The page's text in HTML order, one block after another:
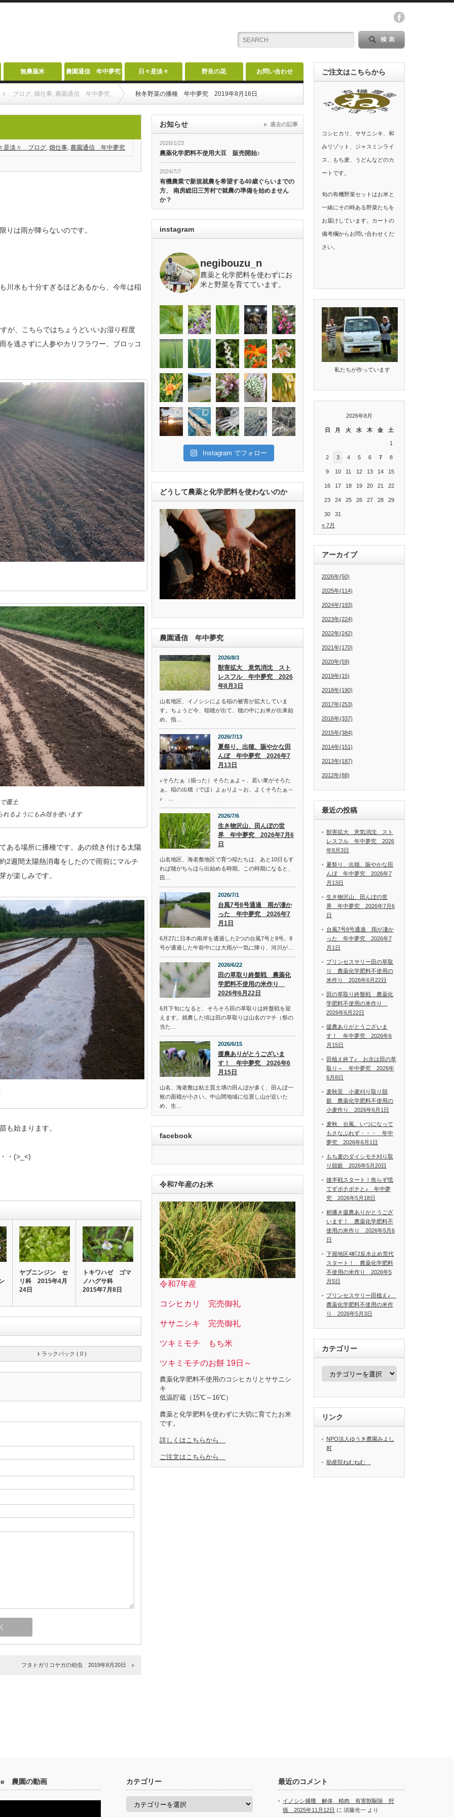
無農薬米 農園通信 年中夢究 日々是淡々 野良の花 お問い合わせ
々 ブログ, 畑仕事, 農園通信 年中夢究 秋冬野菜の播種 年中夢究 2019年8月16日
是淡々 ブログ, 畑仕事, 農園通信 年中夢究
りは雨が降らないのです。
川水も十分すぎるほどあるから、今年は稲
が、こちらではちょうどいいお湿り程度
を逃さずに人参やカリフラワー、ブロッコ
覆土
れるようにもみ殻を使います
ある場所に播種です。あの焼き付ける太陽
2週間太陽熱消毒をしたので雨前にマルチ
が楽しみです。
も始まります。
・(>_<)
ヤブニンジン セ
リ科 2015年4月
24日
トキワハゼ ゴマ
ノハグサ科
2015年7月8日
トラックバック ( 0 )
フタトガリコヤガの幼虫 2019年8月20日
お知らせ
2026/1/23
農薬化学肥料不使用大豆 販売開始♪
2024/7/7
有機農業で新規就農を希望する40歳ぐらいまでの
方、 南房総旧三芳村で就農の準備を始めません
か？
過去の記事
instagram
negibouzu_n
農薬と化学肥料を使わずにお
米と野菜を育てています。
Instagram でフォロー
どうして農薬と化学肥料を使わないのか
農園通信 年中夢究
2026/8/3
獣害拡大 意気消沈 スト
レスフル 年中夢究 2026
年8月3日
山名地区、イノシシによる稲の被害が拡大していま
す。ちょうど今、稲穂が出て、穂の中にお米が出来始
め、指…
2026/7/13
夏祭り、出穂、賑やかな田
んぼ 年中夢究 2026年7
月13日
♪そろたぁ（揃った）そろたぁよ～、若い衆がそろた
ぁ、稲の出穂（でほ）よぉりよ～お、よくそろたぁ～
♪ …
2026/7/6
生き物沢山、田んぼの世
界 年中夢究 2026年7月6
日
山名地区、海老敷地区で育つ稲たちは、あと10日もす
れば穂がちらほら出始める時期。この時期になると、
田…
2026/7/1
台風7号8号通過 雨が凄か
った 年中夢究 2026年7
月1日
6月27に日本の南岸を通過した2つの台風7号と8号。8
号が通過した午前中には大雨が一気に降り、河川が…
2026/6/22
田の草取り終盤戦 農薬化
学肥料不使用の米作り
2026年6月22日
6月下旬になると、そろそろ田の草取りは終盤戦を迎
えます。就農した頃は田の草取りは山名のマチ（祭の
当た…
2026/6/15
援農ありがとうございま
す！ 年中夢究 2026年6
月15日
山名、海老敷は粘土質土壌の田んぼが多く、田んぼ一
枚の面積が小さい。中山間地域に位置し山が近いた
め、生…
facebook
令和7年産のお米
令和7年産
コシヒカリ 完売御礼
ササニシキ 完売御礼
ツキミモチ もち米
ツキミモチのお餅 19日～
農薬化学肥料不使用のコシヒカリとササニシ
キ
低温貯蔵（15℃～16℃）
農薬と化学肥料を使わずに大切に育てたお米
です。
詳しくはこちらから
ご注文はこちらから
ご注文はこちらから
コシヒカリ、ササニシキ、和
みリゾット、ジャスミンライ
ス、もち麦、うどんなどのカ
ートです。
旬の有機野菜セットはお米と
一緒にその時ある野菜たちを
お届けしています。カートの
備考欄からお問い合わせくだ
さい。
私たちが作っています
2026年8月
日 月 火 水 木 金 土
1
2 3 4 5 6 7 8
9 10 11 12 13 14 15
16 17 18 19 20 21 22
23 24 25 26 27 28 29
30
31
« 7月
アーカイブ
2026年(50)
2025年(114)
2024年(193)
2023年(224)
2022年(242)
2021年(170)
2020年(59)
2019年(15)
2018年(190)
2017年(253)
2016年(337)
2015年(384)
2014年(151)
2013年(187)
2012年(88)
最近の投稿
獣害拡大 意気消沈 スト
レスフル 年中夢究 2026
年8月3日
夏祭り、出穂、賑やかな田
んぼ 年中夢究 2026年7
月13日
生き物沢山、田んぼの世
界 年中夢究 2026年7月6
日
台風7号8号通過 雨が凄か
った 年中夢究 2026年7
月1日
プリンセスサリー田の草取
り 農薬化学肥料不使用の
米作り 2026年6月22日
田の草取り終盤戦 農薬化
学肥料不使用の米作り
2026年6月22日
援農ありがとうございま
す！ 年中夢究 2026年6
月15日
田植え終了♪ お次は田の草
取り～ 年中夢究 2026年
6月8日
麦秋至 小麦刈り取り脱
穀 農薬化学肥料不使用の
小麦作り 2026年6月1日
麦秋、台風、いつになって
もさなぶれず・・・ 年中
夢究 2026年6月1日
もち麦のダイシモチ刈り取
り脱穀 2026年5月20日
後半戦スタート！焦らず慌
てずボチボチと♪ 年中夢
究 2026年5月18日
籾播き援農ありがとうござ
います！ 農薬化学肥料不
使用の米作り 2026年5月6
日
下堀地区4町2反水止め荒代
スタート！ 農薬化学肥料
不使用の米作り 2026年5
月5日
プリンセスサリー田植え♪
農薬化学肥料不使用の米作
り 2026年5月3日
カテゴリー
カ
ー
リンク
NPO法人ゆうき農園みよし
村
助産院ねむねむ
農園の動画 カテゴリー
カ
最近のコメント
イノシシ捕獲 解体 精肉 有害獣駆除 狩
猟 2025年11月12日 に 須藤光一 より